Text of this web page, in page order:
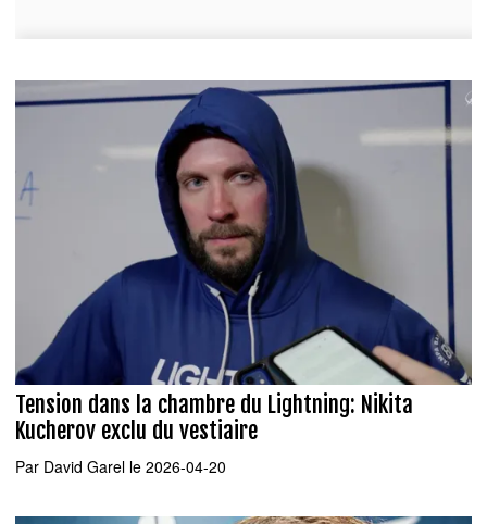
Tension dans la chambre du Lightning: Nikita
Kucherov exclu du vestiaire
Par David Garel le 2026-04-20